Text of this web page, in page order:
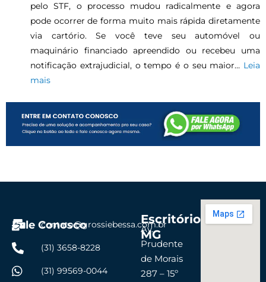
pelo STF, o processo mudou radicalmente e agora
pode ocorrer de forma muito mais rápida diretamente
via cartório. Se você teve seu automóvel ou
maquinário financiado apreendido ou recebeu uma
notificação extrajudicial, o tempo é o seu maior… Leia
mais
Fale Conosco
contato@grossiebessa.com.br
(31) 3658-8228
(31) 99569-0044
Escritório
MG
Av.
Prudente
de Morais
287 – 15º